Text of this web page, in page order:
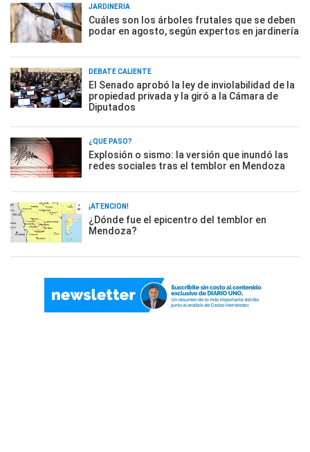
JARDINERÍA
Cuáles son los árboles frutales que se deben
podar en agosto, según expertos en jardinería
DEBATE CALIENTE
El Senado aprobó la ley de inviolabilidad de la
propiedad privada y la giró a la Cámara de
Diputados
¿QUÉ PASÓ?
Explosión o sismo: la versión que inundó las
redes sociales tras el temblor en Mendoza
¡ATENCIÓN!
¿Dónde fue el epicentro del temblor en
Mendoza?